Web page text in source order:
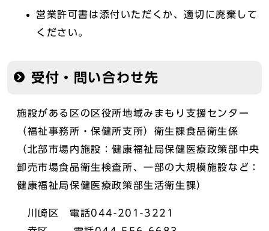
営業許可書は添付いただくか、適切に廃棄して
ください。
受付・問い合わせ先
施設がある区の区役所地域みまもり支援センター
（福祉事務所・保健所支所）衛生課食品衛生係
（北部市場内施設：健康福祉局保健医療政策部中央
卸売市場食品衛生検査所、一部の大規模施設など：
健康福祉局保健医療政策部生活衛生課）
川崎区 電話044-201-3221